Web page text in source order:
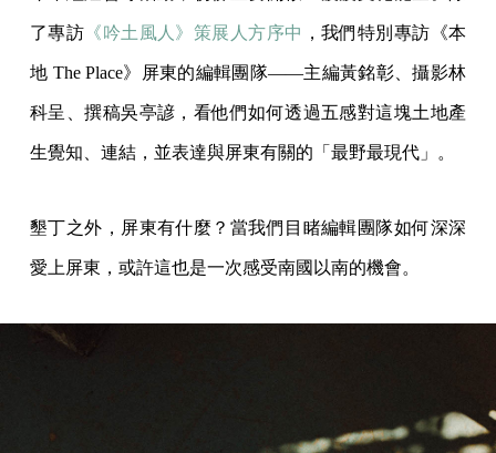
了專訪 《吟土風人》策展人方序中 ，我們特別專訪《本
地 The Place》屏東的編輯團隊——主編黃銘彰、攝影林
科呈、撰稿吳亭諺，看他們如何透過五感對這塊土地產
生覺知、連結，並表達與屏東有關的「最野最現代」。
墾丁之外，屏東有什麼？當我們目睹編輯團隊如何深深
愛上屏東，或許這也是一次感受南國以南的機會。